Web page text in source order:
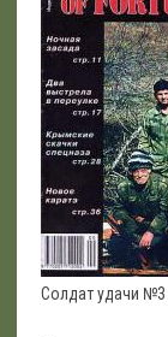
Солдат удачи №3